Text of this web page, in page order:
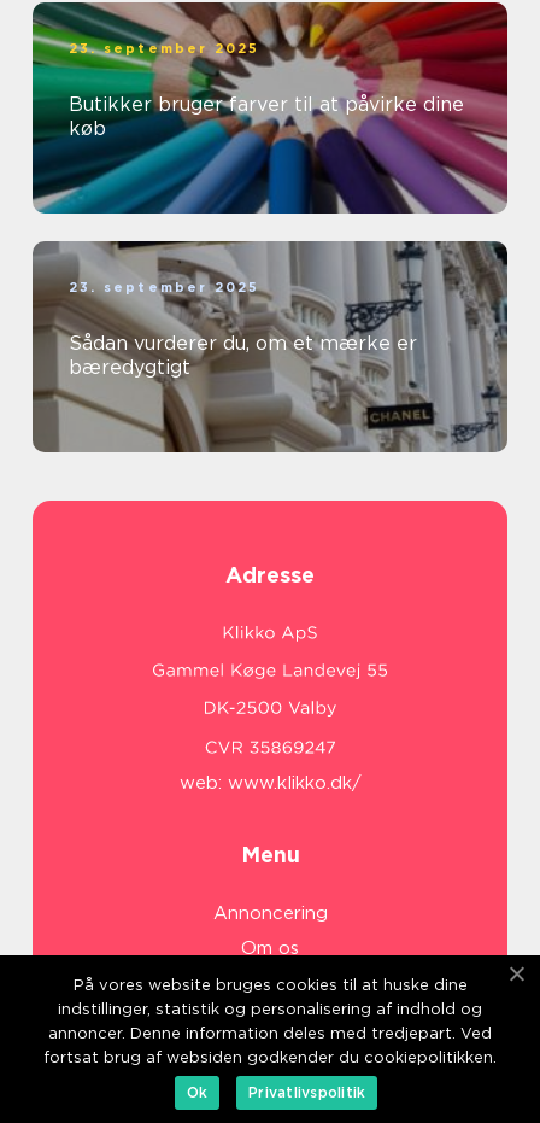
23. september 2025
Butikker bruger farver til at påvirke dine
køb
23. september 2025
Sådan vurderer du, om et mærke er
bæredygtigt
Adresse
web: www.klikko.dk/
Menu
Annoncering
Om os
Cookies
Kontakt os
Sitemap
På vores website bruges cookies til at huske dine
indstillinger, statistik og personalisering af indhold og
annoncer. Denne information deles med tredjepart. Ved
fortsat brug af websiden godkender du cookiepolitikken.
Ok
Privatlivspolitik